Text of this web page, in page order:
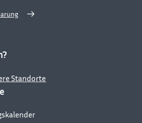
Standorte